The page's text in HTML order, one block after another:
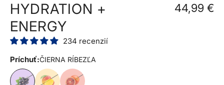
HYDRATION +
ENERGY
44,99 €
234 recenzií
Príchuť:ČIERNA RÍBEZĽA